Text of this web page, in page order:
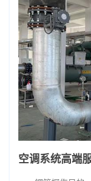
空调系统高端